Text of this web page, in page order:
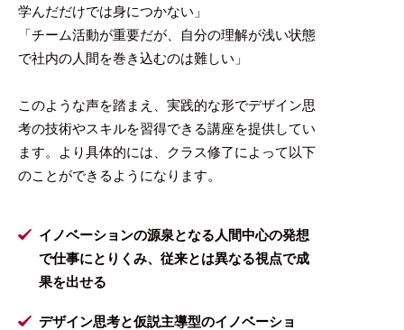
学んだだけでは身につかない」
「チーム活動が重要だが、自分の理解が浅い状態
で社内の人間を巻き込むのは難しい」
このような声を踏まえ、実践的な形でデザイン思
考の技術やスキルを習得できる講座を提供してい
ます。より具体的には、クラス修了によって以下
のことができるようになります。
イノベーションの源泉となる人間中心の発想
で仕事にとりくみ、従来とは異なる視点で成
果を出せる
デザイン思考と仮説主導型のイノベーショ